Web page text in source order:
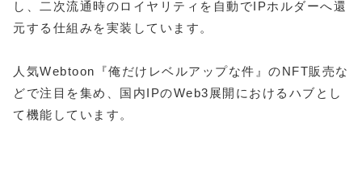
し、二次流通時のロイヤリティを自動でIPホルダーへ還
元する仕組みを実装しています。
人気Webtoon『俺だけレベルアップな件』のNFT販売な
どで注目を集め、国内IPのWeb3展開におけるハブとし
て機能しています。